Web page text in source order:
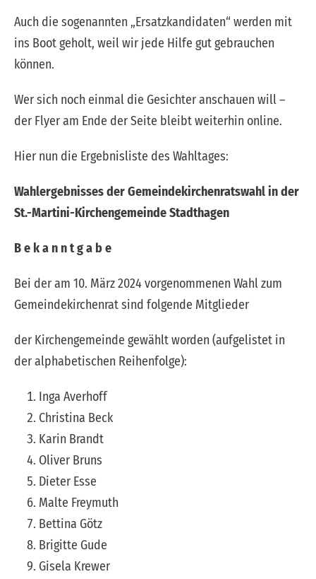
Auch die sogenannten „Ersatzkandidaten“ werden mit
ins Boot geholt, weil wir jede Hilfe gut gebrauchen
können.
Wer sich noch einmal die Gesichter anschauen will –
der Flyer am Ende der Seite bleibt weiterhin online.
Hier nun die Ergebnisliste des Wahltages:
Wahlergebnisses der Gemeindekirchenratswahl in der
St.-Martini-Kirchengemeinde Stadthagen
B e k a n n t g a b e
Bei der am 10. März 2024 vorgenommenen Wahl zum
Gemeindekirchenrat sind folgende Mitglieder
der Kirchengemeinde gewählt worden (aufgelistet in
der alphabetischen Reihenfolge):
Inga Averhoff
Christina Beck
Karin Brandt
Oliver Bruns
Dieter Esse
Malte Freymuth
Bettina Götz
Brigitte Gude
Gisela Krewer